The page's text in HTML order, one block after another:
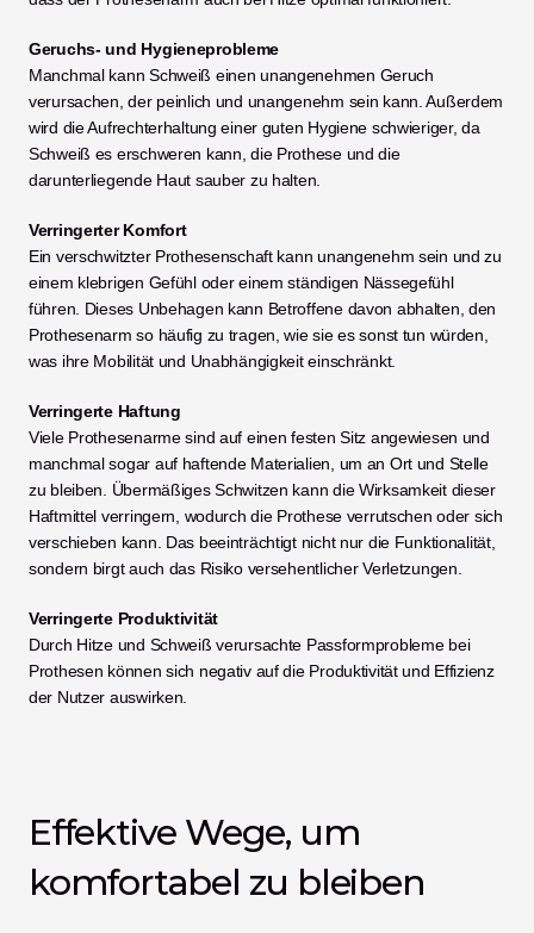
Geruchs- und Hygieneprobleme
Manchmal kann Schweiß einen unangenehmen Geruch
verursachen, der peinlich und unangenehm sein kann. Außerdem
wird die Aufrechterhaltung einer guten Hygiene schwieriger, da
Schweiß es erschweren kann, die Prothese und die
darunterliegende Haut sauber zu halten.
Verringerter Komfort
Ein verschwitzter Prothesenschaft kann unangenehm sein und zu
einem klebrigen Gefühl oder einem ständigen Nässegefühl
führen. Dieses Unbehagen kann Betroffene davon abhalten, den
Prothesenarm so häufig zu tragen, wie sie es sonst tun würden,
was ihre Mobilität und Unabhängigkeit einschränkt.
Verringerte Haftung
Viele Prothesenarme sind auf einen festen Sitz angewiesen und
manchmal sogar auf haftende Materialien, um an Ort und Stelle
zu bleiben. Übermäßiges Schwitzen kann die Wirksamkeit dieser
Haftmittel verringern, wodurch die Prothese verrutschen oder sich
verschieben kann. Das beeinträchtigt nicht nur die Funktionalität,
sondern birgt auch das Risiko versehentlicher Verletzungen.
Verringerte Produktivität
Durch Hitze und Schweiß verursachte Passformprobleme bei
Prothesen können sich negativ auf die Produktivität und Effizienz
der Nutzer auswirken.
Effektive Wege, um
komfortabel zu bleiben